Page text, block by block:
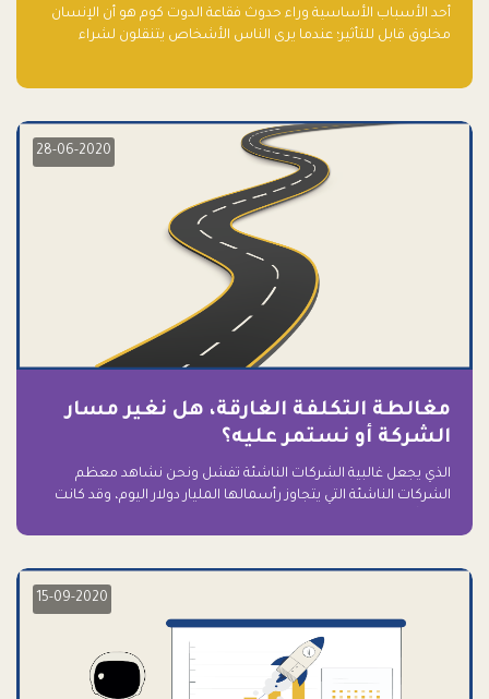
أحد الأسباب الأساسية وراء حدوث فقاعة الدوت كوم هو أن الإنسان
مخلوق قابل للتأثير؛ عندما يرى الناس الأشخاص يتنقلون لشراء
28-06-2020
مغالطة التكلفة الغارقة، هل نغير مسار
الشركة أو نستمر عليه؟
الذي يجعل غالبية الشركات الناشئة تفشل ونحن نشاهد معظم
الشركات الناشئة التي يتجاوز رأسمالها المليار دولار اليوم، وقد كانت
15-09-2020